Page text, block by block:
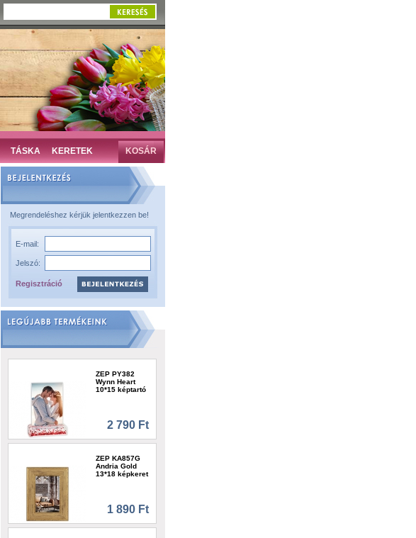
TÁSKA KERETEK KOSÁR
Megrendeléshez kérjük jelentkezzen be!
E-mail:
Jelszó:
Regisztráció
ZEP PY382
Wynn Heart
10*15 képtartó
2 790 Ft
ZEP KA857G
Andria Gold
13*18 képkeret
1 890 Ft